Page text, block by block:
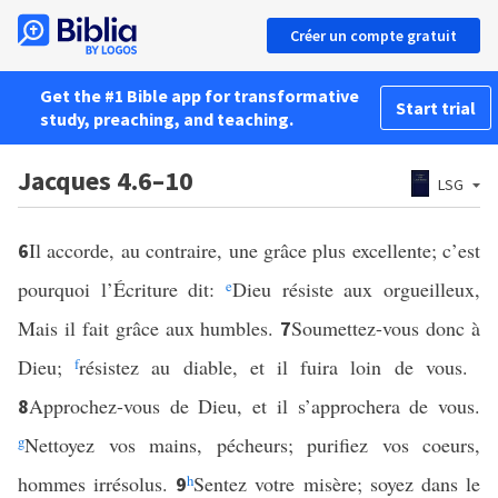
Créer un compte gratuit
Get the #1 Bible app for transformative
study, preaching, and teaching.
Start trial
Jacques 4.6–10 LSG
6Il accorde, au contraire, une grâce plus excellente; c’est
pourquoi l’Écriture dit:
eDieu résiste aux orgueilleux,
Mais il fait grâce aux humbles. 7Soumettez-vous donc à
Dieu;frésistez au diable, et il fuira loin de vous.
8Approchez-vous de Dieu, et il s’approchera de vous.
gNettoyez vos mains, pécheurs; purifiez vos coeurs,
hommes irrésolus. 9hSentez votre misère; soyez dans le